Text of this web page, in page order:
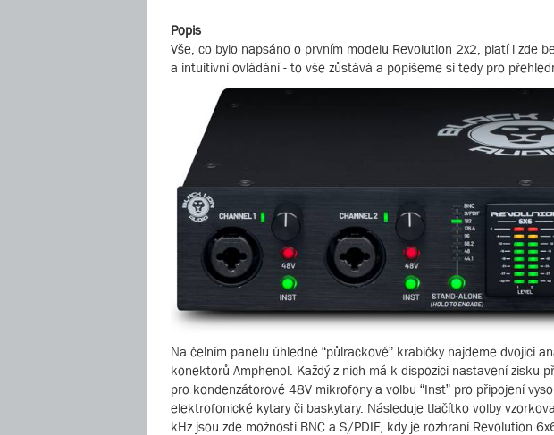
Popis
Vše, co bylo napsáno o prvním modelu Revolution 2x2, platí i zde
a intuitivní ovládání - to vše zůstává a popíšeme si tedy pro
Na čelním panelu úhledné “půlrackové” krabičky najdeme dvojici
konektorů Amphenol. Každý z nich má k dispozici nastavení zisku
pro kondenzátorové 48V mikrofony a volbu “Inst” pro připojení
elektrofonické kytary či baskytary. Následuje tlačítko volby
kHz jsou zde možnosti BNC a S/PDIF, kdy je rozhraní Revolution